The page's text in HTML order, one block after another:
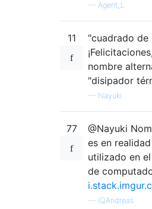
— Agent_L
11
"cuadrado
nombre
"disipador
— Nayuki
77
@Nayuki
es en
utilizado en
de
— IQAndreas